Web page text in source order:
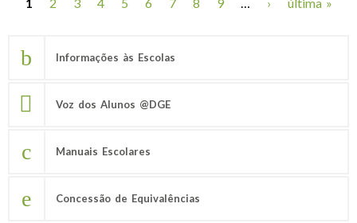
Páginas
Informações às Escolas
Voz dos Alunos @DGE
Manuais Escolares
Concessão de Equivalências